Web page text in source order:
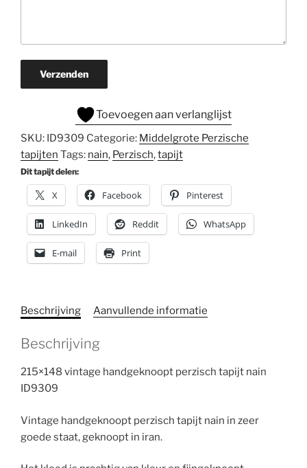
Verzenden
Toevoegen aan verlanglijst
SKU: ID9309 Categorie: Middelgrote Perzische
tapijten Tags: nain, Perzisch,tapijt
Dit tapijt delen:
X Facebook Pinterest
LinkedIn Reddit WhatsApp
E-mail Print
Beschrijving Aanvullende informatie
Beschrijving
215×148 vintage handgeknoopt perzisch tapijt nain
ID9309
Vintage handgeknoopt perzisch tapijt nain in zeer
goede staat, geknoopt in iran.